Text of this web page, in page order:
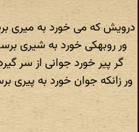
درویش که می خورد به میری
ور روبهکی خورد به شیری
گر پیر خورد جوانی از سر
ور زانکه جوان خورد به پیری